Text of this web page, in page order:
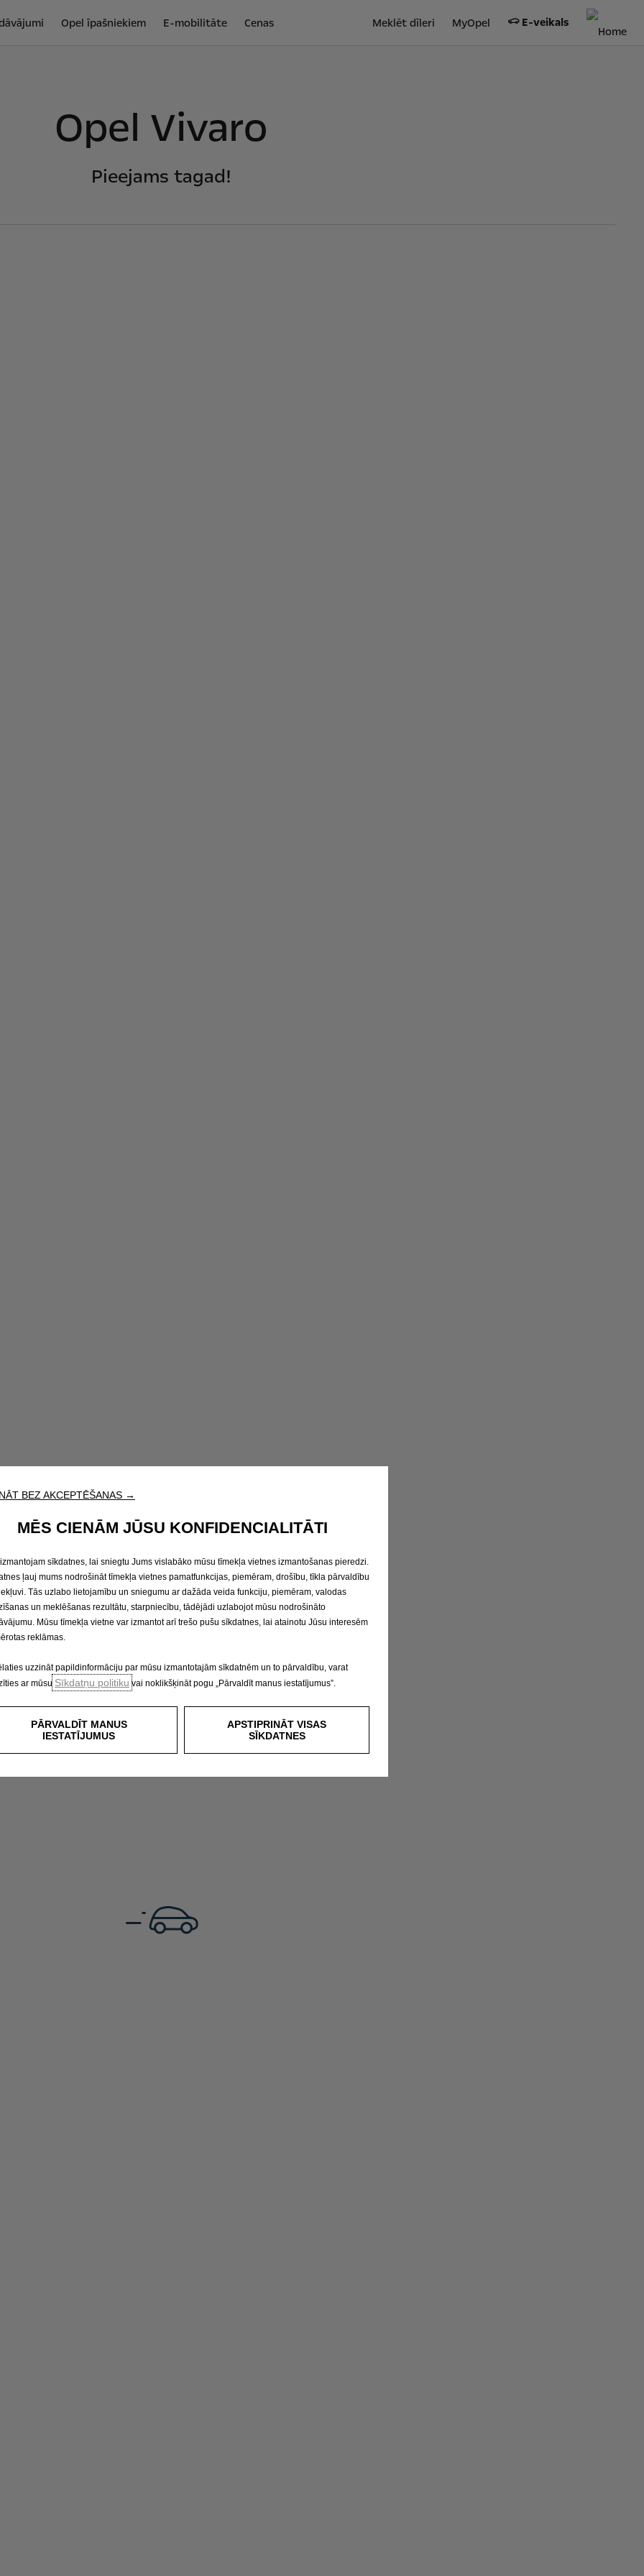
Meklēt dīleri MyOpel E-veikals
Opel īpašniekiem E-mobilitāte Cenas
Opel Vivaro
Pieejams tagad!
BEZ AKCEPTĒŠANAS →
MĒS CIENĀM JŪSU KONFIDENCIALITĀTI
sīkdatnes, lai sniegtu Jums vislabāko mūsu tīmekļa vietnes izmantošanas pieredzi.
ļauj mums nodrošināt tīmekļa vietnes pamatfunkcijas, piemēram, drošību, tīkla pārvaldību
Tās uzlabo lietojamību un sniegumu ar dažāda veida funkciju, piemēram, valodas
un meklēšanas rezultātu, starpniecību, tādējādi uzlabojot mūsu nodrošināto
Mūsu tīmekļa vietne var izmantot arī trešo pušu sīkdatnes, lai atainotu Jūsu interesēm
reklāmas.
uzzināt papildinformāciju par mūsu izmantotajām sīkdatnēm un to pārvaldību, varat
ar mūsu Sīkdatņu politiku vai noklikšķināt pogu „Pārvaldīt manus iestatījumus”.
PĀRVALDĪT MANUS
IESTATĪJUMUS
APSTIPRINĀT VISAS
SĪKDATNES